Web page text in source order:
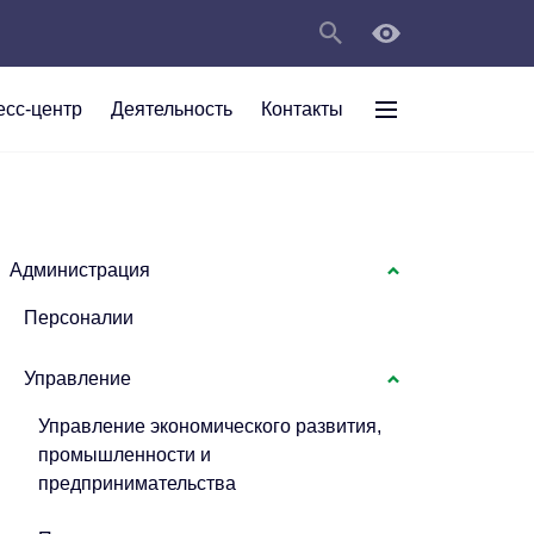
центр Деятельность Контакты
Администрация
Персоналии
Управление
Управление экономического развития,
промышленности и
предпринимательства